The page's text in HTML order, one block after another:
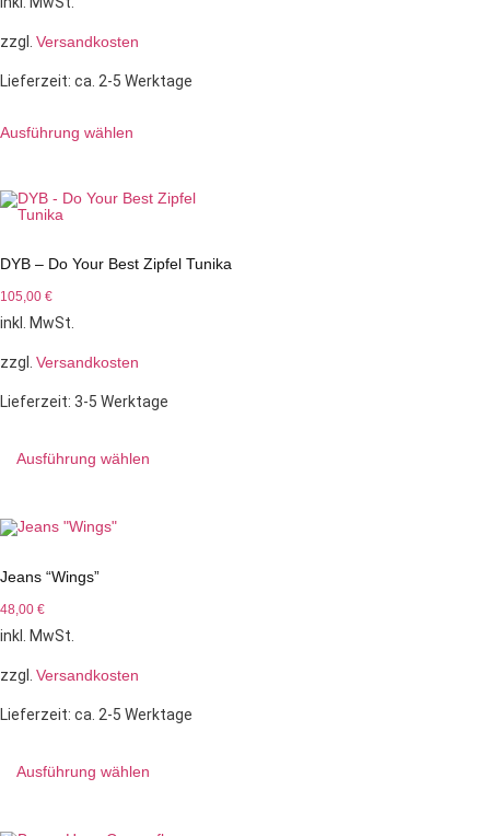
zzgl. Versandkosten
Lieferzeit: ca. 2-5 Werktage
Ausführung wählen
DYB – Do Your Best Zipfel Tunika
105,00 €
inkl. MwSt.
zzgl. Versandkosten
Lieferzeit: 3-5 Werktage
Ausführung wählen
Jeans “Wings”
48,00 €
inkl. MwSt.
zzgl. Versandkosten
Lieferzeit: ca. 2-5 Werktage
Ausführung wählen